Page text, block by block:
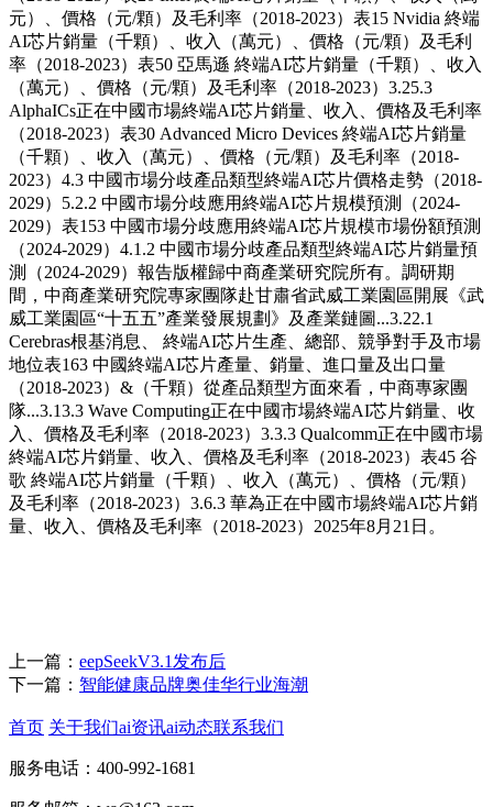
元）、價格（元/顆）及毛利率（2018-2023）表15 Nvidia 終端
AI芯片銷量（千顆）、收入（萬元）、價格（元/顆）及毛利
率（2018-2023）表50 亞馬遜 終端AI芯片銷量（千顆）、收入
（萬元）、價格（元/顆）及毛利率（2018-2023）3.25.3
AlphaICs正在中國市場終端AI芯片銷量、收入、價格及毛利率
（2018-2023）表30 Advanced Micro Devices 終端AI芯片銷量
（千顆）、收入（萬元）、價格（元/顆）及毛利率（2018-
2023）4.3 中國市場分歧產品類型終端AI芯片價格走勢（2018-
2029）5.2.2 中國市場分歧應用終端AI芯片規模預測（2024-
2029）表153 中國市場分歧應用終端AI芯片規模市場份額預測
（2024-2029）4.1.2 中國市場分歧產品類型終端AI芯片銷量預
測（2024-2029）報告版權歸中商產業研究院所有。調研期
間，中商產業研究院專家團隊赴甘肅省武威工業園區開展《武
威工業園區“十五五”產業發展規劃》及產業鏈圖...3.22.1
Cerebras根基消息、 終端AI芯片生產、總部、競爭對手及市場
地位表163 中國終端AI芯片產量、銷量、進口量及出口量
（2018-2023）&（千顆）從產品類型方面來看，中商專家團
隊...3.13.3 Wave Computing正在中國市場終端AI芯片銷量、收
入、價格及毛利率（2018-2023）3.3.3 Qualcomm正在中國市場
終端AI芯片銷量、收入、價格及毛利率（2018-2023）表45 谷
歌 終端AI芯片銷量（千顆）、收入（萬元）、價格（元/顆）
及毛利率（2018-2023）3.6.3 華為正在中國市場終端AI芯片銷
量、收入、價格及毛利率（2018-2023）2025年8月21日。
上一篇： eepSeekV3.1发布后
下一篇： 智能健康品牌奥佳华行业海潮
首页 关于我们ai资讯ai动态联系我们
服务电话：400-992-1681